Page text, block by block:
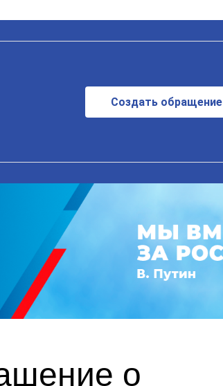
Создать обращение
о